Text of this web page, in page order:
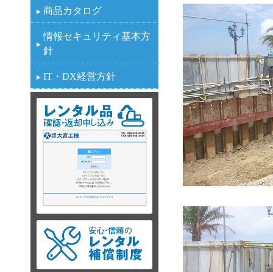
商品カタログ
情報セキュリティ基本方
針
IT・DX経営方針